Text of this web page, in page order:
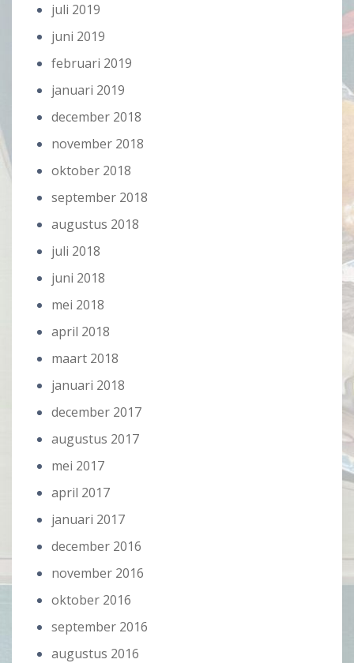
juli 2019
juni 2019
februari 2019
januari 2019
december 2018
november 2018
oktober 2018
september 2018
augustus 2018
juli 2018
juni 2018
mei 2018
april 2018
maart 2018
januari 2018
december 2017
augustus 2017
mei 2017
april 2017
januari 2017
december 2016
november 2016
oktober 2016
september 2016
augustus 2016